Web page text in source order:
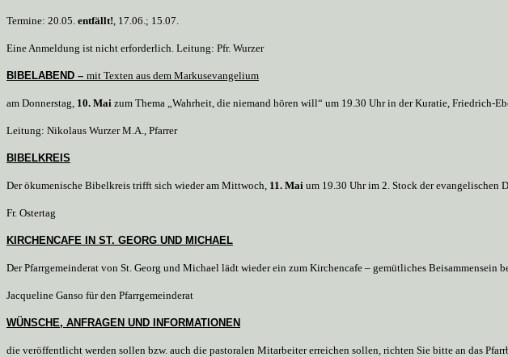
Termine: 20.05. entfällt! , 17.06.; 15.07.
Eine Anmeldung ist nicht erforderlich. Leitung: Pfr. Wurzer
BIBELABEND – mit Texten aus dem Markusevangelium
am Donnerstag, 10. Mai zum Thema „Wahrheit, die niemand hören will“ um 19.30 Uhr in der Kuratie, Friedrich-
Leitung: Nikolaus Wurzer M.A., Pfarrer
BIBELKREIS
Der ökumenische Bibelkreis trifft sich wieder am Mittwoch, 11. Mai um 19.30 Uhr im 2. Stock der evangelischen
Fr. Ostertag
KIRCHENCAFE IN ST. GEORG UND MICHAEL
Der Pfarrgemeinderat von St. Georg und Michael lädt wieder ein zum Kirchencafe – gemütliches Beisammensein
Jacqueline Ganso für den Pfarrgemeinderat
WÜNSCHE, ANFRAGEN UND INFORMATIONEN
die veröffentlicht werden sollen bzw. auch die pastoralen Mitarbeiter erreichen sollen, richten Sie bitte an das